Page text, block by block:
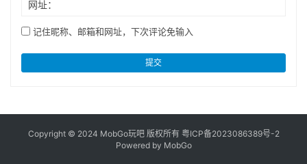
网址：
记住昵称、邮箱和网址，下次评论免输入
提交
Copyright © 2024 MobGo玩吧 版权所有 粤ICP备2023086389号-2
Powered by MobGo